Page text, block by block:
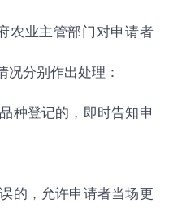
农业主管部门对申请者
况分别作出处理：
种登记的，即时告知申
的，允许申请者当场更